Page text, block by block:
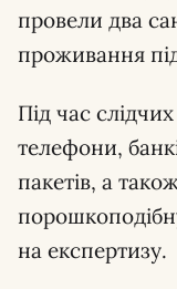
провели два
проживання
Під час
телефони,
пакетів, а
на експертизу.